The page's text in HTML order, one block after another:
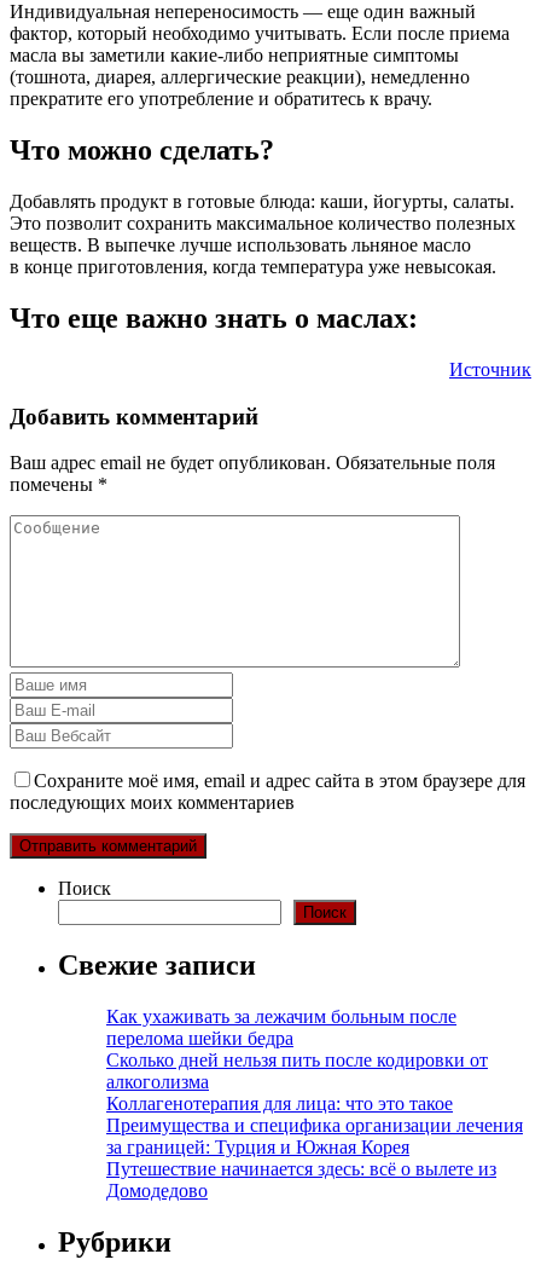
Индивидуальная непереносимость — еще один важный
фактор, который необходимо учитывать. Если после приема
масла вы заметили какие-либо неприятные симптомы
(тошнота, диарея, аллергические реакции), немедленно
прекратите его употребление и обратитесь к врачу.
Что можно сделать?
Добавлять продукт в готовые блюда: каши, йогурты, салаты.
Это позволит сохранить максимальное количество полезных
веществ. В выпечке лучше использовать льняное масло
в конце приготовления, когда температура уже невысокая.
Что еще важно знать о маслах:
Источник
Добавить комментарий
Ваш адрес email не будет опубликован. Обязательные поля
помечены *
Сохраните моё имя, email и адрес сайта в этом браузере для
последующих моих комментариев
Поиск
Поиск
Свежие записи
Как ухаживать за лежачим больным после
перелома шейки бедра
Сколько дней нельзя пить после кодировки от
алкоголизма
Коллагенотерапия для лица: что это такое
Преимущества и специфика организации лечения
за границей: Турция и Южная Корея
Путешествие начинается здесь: всё о вылете из
Домодедово
Рубрики